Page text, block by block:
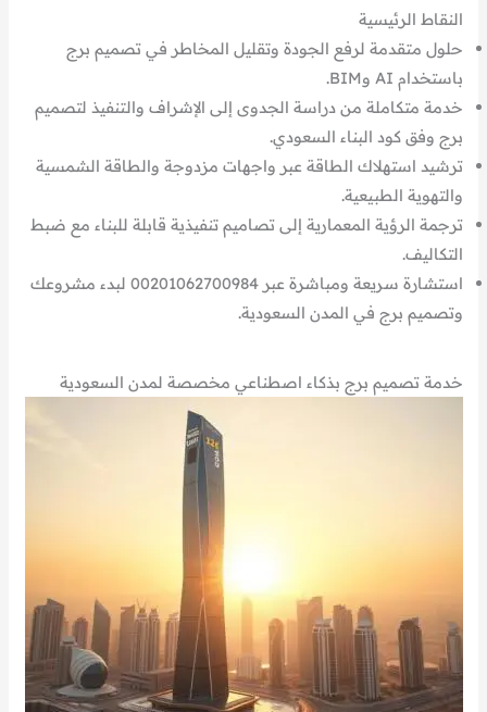
النقاط الرئيسية
حلول متقدمة لرفع الجودة وتقليل المخاطر في تصميم برج
باستخدام AI وBIM.
خدمة متكاملة من دراسة الجدوى إلى الإشراف والتنفيذ لتصميم
برج وفق كود البناء السعودي.
ترشيد استهلاك الطاقة عبر واجهات مزدوجة والطاقة الشمسية
والتهوية الطبيعية.
ترجمة الرؤية المعمارية إلى تصاميم تنفيذية قابلة للبناء مع ضبط
التكاليف.
استشارة سريعة ومباشرة عبر 00201062700984 لبدء مشروعك
وتصميم برج في المدن السعودية.
خدمة تصميم برج بذكاء اصطناعي مخصصة لمدن السعودية